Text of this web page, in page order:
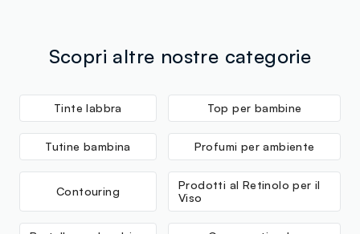
Scopri altre nostre categorie
Tinte labbra Top per bambine
Tutine bambina Profumi per ambiente
Contouring
Prodotti al Retinolo per il
Viso